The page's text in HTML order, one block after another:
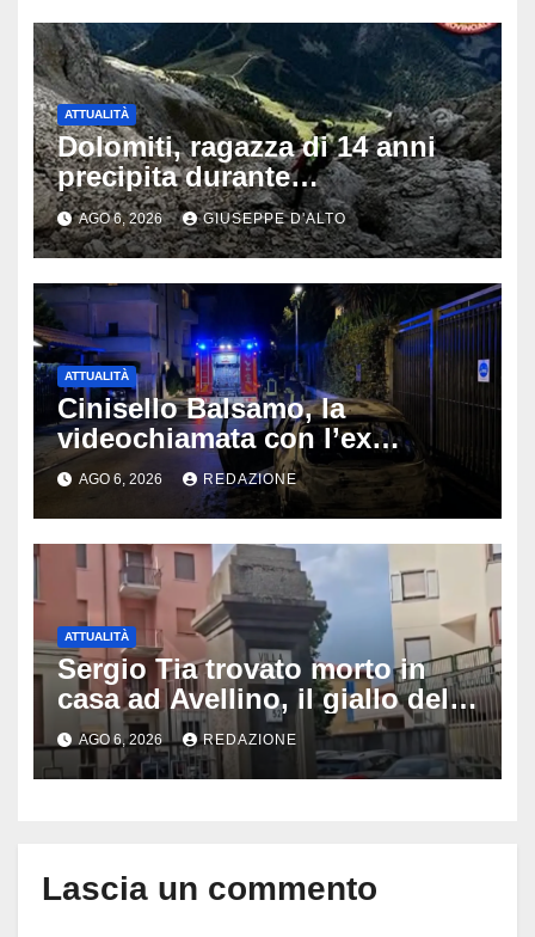
ATTUALITÀ
Dolomiti, ragazza di 14 anni
precipita durante
un’escursione: tragedia sul
Latemar davanti alla famiglia
AGO 6, 2026 GIUSEPPE D'ALTO
ATTUALITÀ
Cinisello Balsamo, la
videochiamata con l’ex
fidanzata e il dramma: 35enne
lotta tra la vita e la morte
AGO 6, 2026 REDAZIONE
ATTUALITÀ
Sergio Tia trovato morto in
casa ad Avellino, il giallo della
porta socchiusa: disposta
l’autopsia
AGO 6, 2026 REDAZIONE
Lascia un commento